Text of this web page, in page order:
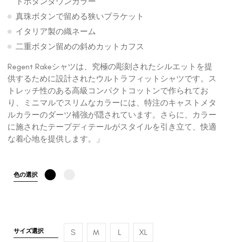
真珠ボタンで留める狭いプラケット
イタリア製の織ネーム
二重ボタン留めの斜めカットカフス
Regent Rakeシャツは、究極の彫刻されたシルエットを提
供するために設計されたウルトラフィットシャツです。ス
トレッチ性のある高級コンパクトコットンで作られてお
り、ミニマルでスリムなカラーには、特注のキャストメタ
ルカラーのダーツ補強が隠されています。さらに、カラー
に施されたテープディテールがスタイルを引き立て、快適
な着心地を提供します。」
色の選択
サイズ選択 S M L XL